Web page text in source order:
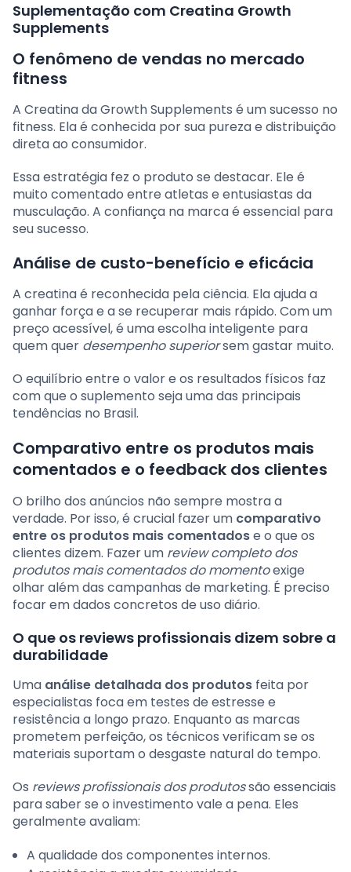
Suplementação com Creatina Growth
Supplements
O fenômeno de vendas no mercado
fitness
A Creatina da Growth Supplements é um sucesso no
fitness. Ela é conhecida por sua pureza e distribuição
direta ao consumidor.
Essa estratégia fez o produto se destacar. Ele é
muito comentado entre atletas e entusiastas da
musculação. A confiança na marca é essencial para
seu sucesso.
Análise de custo-benefício e eficácia
A creatina é reconhecida pela ciência. Ela ajuda a
ganhar força e a se recuperar mais rápido. Com um
preço acessível, é uma escolha inteligente para
quem quer desempenho superiorsem gastar muito.
O equilíbrio entre o valor e os resultados físicos faz
com que o suplemento seja uma das principais
tendências no Brasil.
Comparativo entre os produtos mais
comentados e o feedback dos clientes
O brilho dos anúncios não sempre mostra a
verdade. Por isso, é crucial fazer um comparativo
entre os produtos mais comentadose o que os
clientes dizem. Fazer um review completo dos
produtos mais comentados do momentoexige
olhar além das campanhas de marketing. É preciso
focar em dados concretos de uso diário.
O que os reviews profissionais dizem sobre a
durabilidade
Uma análise detalhada dos produtos feita por
especialistas foca em testes de estresse e
resistência a longo prazo. Enquanto as marcas
prometem perfeição, os técnicos verificam se os
materiais suportam o desgaste natural do tempo.
Os reviews profissionais dos produtossão essenciais
para saber se o investimento vale a pena. Eles
geralmente avaliam:
A qualidade dos componentes internos.